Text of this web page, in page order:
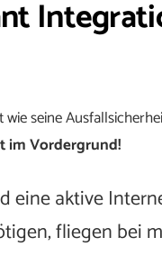
seine
im Vordergrund!
eine aktive
fliegen bei